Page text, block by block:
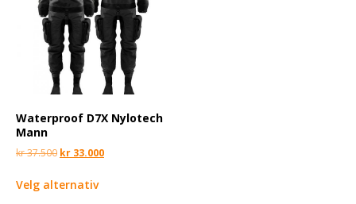
Waterproof D7X Nylotech
Mann
kr37.500 kr 33.000
Velg alternativ